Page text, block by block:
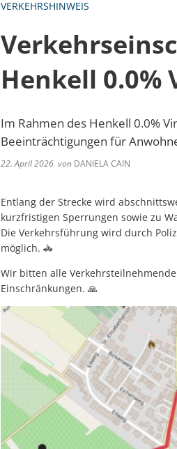
VERKEHRSHINWEIS
Henkell 0.0%
Im Rahmen des Henkell 0.0%
Beeinträchtigungen für
22. April 2026 von DANIELA CAIN
Entlang der Strecke wird
kurzfristigen Sperrungen sowie zu
Die Verkehrsführung wird durch
möglich. 🚓
Wir bitten alle
Einschränkungen. 🙏